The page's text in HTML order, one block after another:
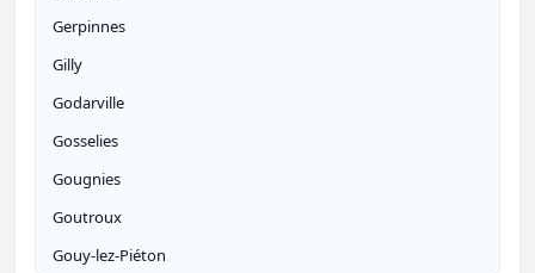
Gerpinnes
Gilly
Godarville
Gosselies
Gougnies
Goutroux
Gouy-lez-Piéton